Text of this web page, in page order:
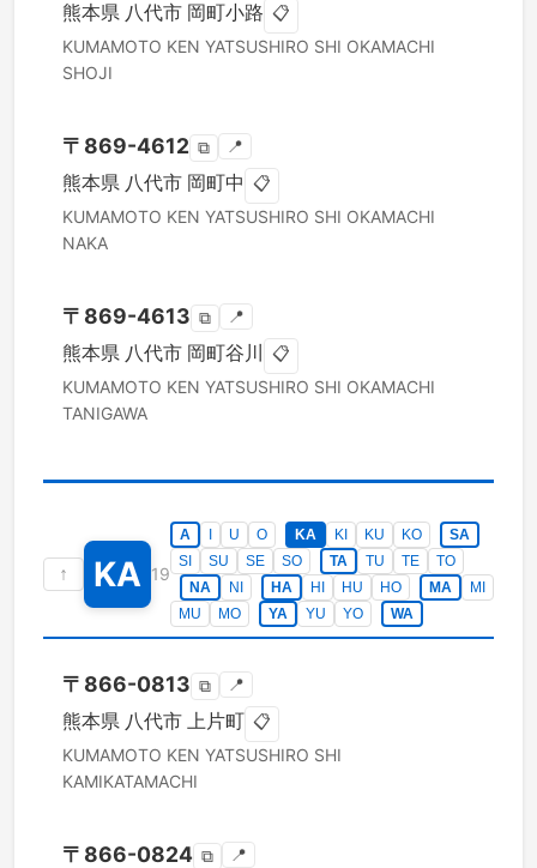
熊本県 八代市 岡町小路 📋
KUMAMOTO KEN YATSUSHIRO SHI OKAMACHI
SHOJI
〒 869-4612 ⧉ 📍
熊本県 八代市 岡町中 📋
KUMAMOTO KEN YATSUSHIRO SHI OKAMACHI
NAKA
〒 869-4613 ⧉ 📍
熊本県 八代市 岡町谷川 📋
KUMAMOTO KEN YATSUSHIRO SHI OKAMACHI
TANIGAWA
↑ KA 19
A U O KA KI KU KO
SA
SI
SU SE SO TA TU TE
TO
NA
NI HA HI HU HO MA
MI
MU
MO YA YU YO WA
〒 866-0813 ⧉ 📍
熊本県 八代市 上片町 📋
KUMAMOTO KEN YATSUSHIRO SHI
KAMIKATAMACHI
〒 866-0824 ⧉ 📍